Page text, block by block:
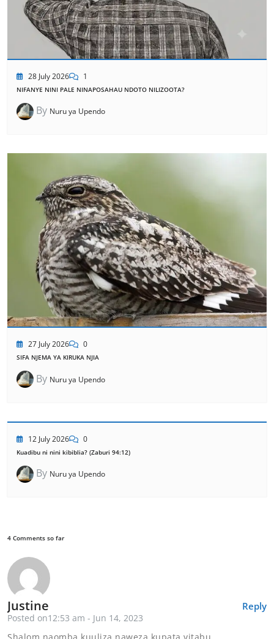
28 July 2026 1
NIFANYE NINI PALE NINAPOSAHAU NDOTO NILIZOOTA?
By Nuru ya Upendo
27 July 2026 0
SIFA NJEMA YA KIRUKA NJIA
By Nuru ya Upendo
12 July 2026 0
Kuadibu ni nini kibiblia? (Zaburi 94:12)
By Nuru ya Upendo
4 Comments so far
Reply
Justine
Posted on12:53 am - Jun 14, 2023